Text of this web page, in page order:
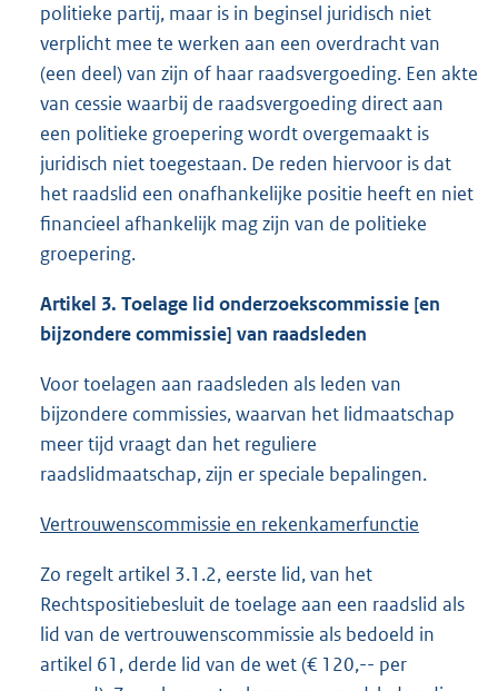
politieke partij, maar is in beginsel juridisch niet
verplicht mee te werken aan een overdracht van
(een deel) van zijn of haar raadsvergoeding. Een akte
van cessie waarbij de raadsvergoeding direct aan
een politieke groepering wordt overgemaakt is
juridisch niet toegestaan. De reden hiervoor is dat
het raadslid een onafhankelijke positie heeft en niet
financieel afhankelijk mag zijn van de politieke
groepering.
Artikel 3. Toelage lid onderzoekscommissie [en
bijzondere commissie] van raadsleden
Voor toelagen aan raadsleden als leden van
bijzondere commissies, waarvan het lidmaatschap
meer tijd vraagt dan het reguliere
raadslidmaatschap, zijn er speciale bepalingen.
Vertrouwenscommissie en rekenkamerfunctie
Zo regelt artikel 3.1.2, eerste lid, van het
Rechtspositiebesluit de toelage aan een raadslid als
lid van de vertrouwenscommissie als bedoeld in
artikel 61, derde lid van de wet (€ 120,-- per